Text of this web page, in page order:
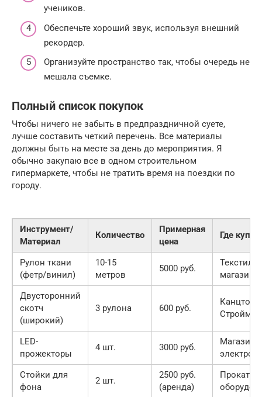
учеников.
Обеспечьте хороший звук, используя внешний
рекордер.
Организуйте пространство так, чтобы очередь не
мешала съемке.
Полный список покупок
Чтобы ничего не забыть в предпраздничной суете,
лучше составить четкий перечень. Все материалы
должны быть на месте за день до мероприятия. Я
обычно закупаю все в одном строительном
гипермаркете, чтобы не тратить время на поездки по
городу.
Инструмент/
Материал
Количество
Примерная
цена
Где
Рулон ткани
(фетр/винил)
10-15
метров
5000 руб.
магазин
Двусторонний
скотч
(широкий)
3 рулона 600 руб.
LED-
прожекторы
4 шт. 3000 руб.
Магазин
Стойки для
фона
2 шт.
2500 руб.
(аренда)
Прокат